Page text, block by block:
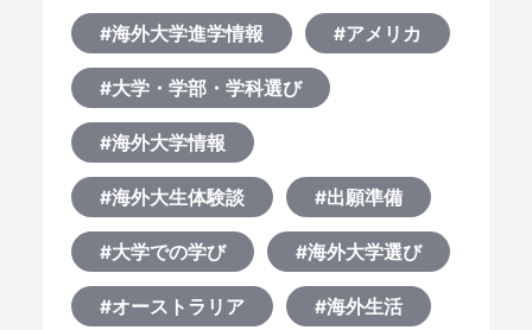
#海外大学進学情報 #アメリカ
#大学・学部・学科選び
#海外大学情報
#海外大生体験談 #出願準備
#大学での学び #海外大学選び
#オーストラリア #海外生活